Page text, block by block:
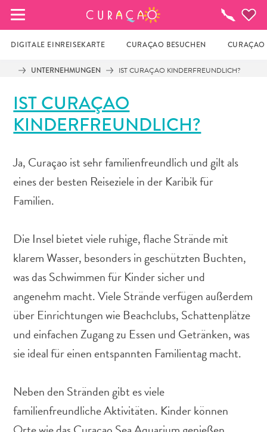
To-
do-
Liste
zu
andere
UNTERNEHMUNGEN IST CURAÇAO KINDERFREUNDLICH?
DIGITALE EINREISEKARTE CURAÇAO BESUCHEN CURAÇAO
IST CURAÇAO
KINDERFREUNDLICH?
Ja, Curaçao ist sehr familienfreundlich und gilt als
eines der besten Reiseziele in der Karibik für
Familien.
Die Insel bietet viele ruhige, flache Strände mit
klarem Wasser, besonders in geschützten Buchten,
was das Schwimmen für Kinder sicher und
angenehm macht. Viele Strände verfügen außerdem
über Einrichtungen wie Beachclubs, Schattenplätze
und einfachen Zugang zu Essen und Getränken, was
sie ideal für einen entspannten Familientag macht.
Neben den Stränden gibt es viele
familienfreundliche Aktivitäten. Kinder können
MEINE FAVORITEN
Lieblingsorte in Curaçao gespeichert
haben.
Sie auf das